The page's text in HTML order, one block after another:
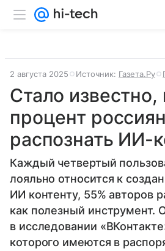
2 августа 2025 Источник: Газета.Ру
Стало известно,
процент
распознать ИИ-
Каждый четвертый
лояльно относится к
ИИ контенту, 55% авторов
как полезный инструмент.
в исследовании
которого имеются в